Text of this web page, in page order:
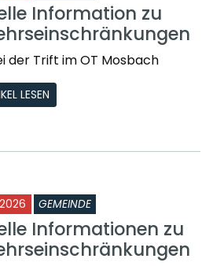
Information zu
der Trift im OT Mosbach
LESEN
GEMEINDE
Informationen zu